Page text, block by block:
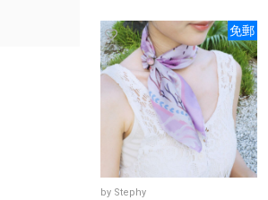
免郵
by Stephy